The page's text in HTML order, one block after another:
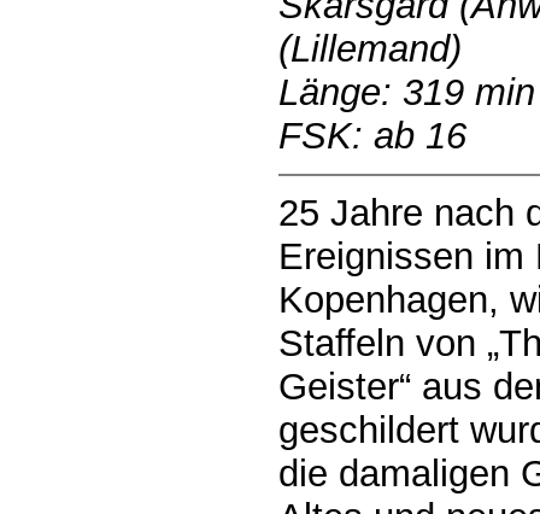
(Lillemand)
Länge: 319 min
FSK: ab 16
25 Jahre nach
Ereignissen im
Kopenhagen,
Staffeln von
Geister“ aus
geschildert
die damaligen